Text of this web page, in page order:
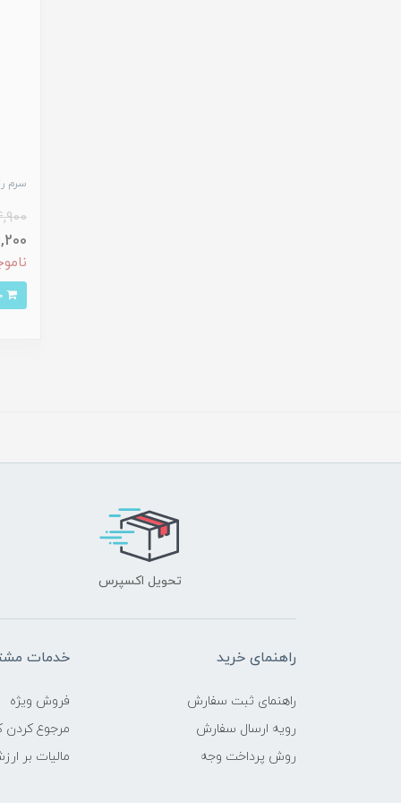
سرم
تحویل اکسپرس
راهنمای خرید
راهنمای ثبت سفارش
رویه ارسال سفارش
روش پرداخت وجه
خدمات
فروش ویژه
مرجوع کردن
مالیات بر